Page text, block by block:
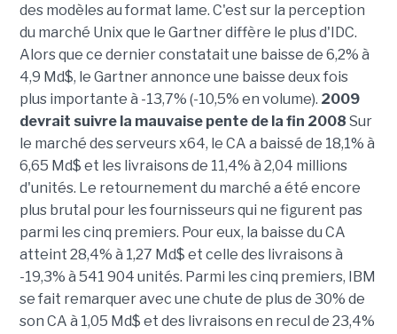
des modèles au format lame. C'est sur la perception
du marché Unix que le Gartner diffère le plus d'IDC.
Alors que ce dernier constatait une baisse de 6,2% à
4,9 Md$, le Gartner annonce une baisse deux fois
plus importante à -13,7% (-10,5% en volume). 2009
devrait suivre la mauvaise pente de la fin 2008 Sur
le marché des serveurs x64, le CA a baissé de 18,1% à
6,65 Md$ et les livraisons de 11,4% à 2,04 millions
d'unités. Le retournement du marché a été encore
plus brutal pour les fournisseurs qui ne figurent pas
parmi les cinq premiers. Pour eux, la baisse du CA
atteint 28,4% à 1,27 Md$ et celle des livraisons à
-19,3% à 541 904 unités. Parmi les cinq premiers, IBM
se fait remarquer avec une chute de plus de 30% de
son CA à 1,05 Md$ et des livraisons en recul de 23,4%